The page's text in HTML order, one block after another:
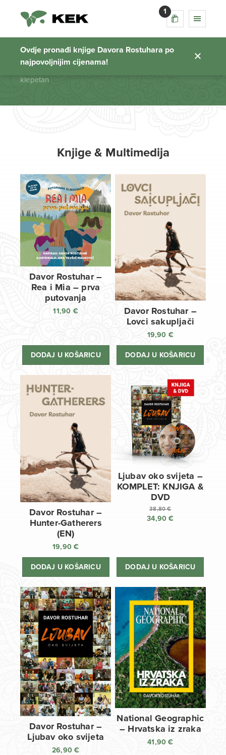
1
Ovdje pronađi knjige Davora Rostuhara po
najpovoljnijim cijenama!
klepetan
Početna stranica
klepetan
Knjige & Multimedija
Davor Rostuhar –
Rea i Mia – prva
putovanja
11,90 €
DODAJ U KOŠARICU
Davor Rostuhar –
Lovci sakupljači
19,90 €
DODAJ U KOŠARICU
Davor Rostuhar –
Hunter-Gatherers
(EN)
19,90€
DODAJ U KOŠARICU
Ljubav oko svijeta –
KOMPLET: KNJIGA &
DVD
38,80€
Izvorna
38,80 €.
34,90€
34,90 €.
DODAJ U KOŠARICU
Davor Rostuhar –
Ljubav oko svijeta
26,90€
National Geographic
– Hrvatska iz zraka
41,90€